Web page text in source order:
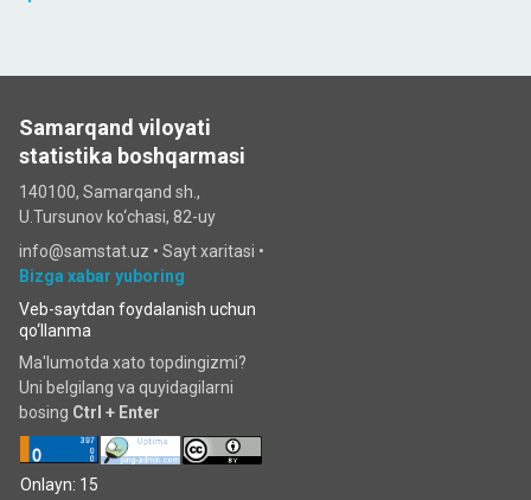
Samarqand viloyati
statistika boshqarmasi
140100, Samarqand sh.,
U.Tursunov ko‘chаsi, 82-uy
info@samstat.uz • Sayt xaritasi •
Bizga xabar yuboring
Veb-saytdan foydalanish uchun
qo‘llanma
Ma'lumotda xato topdingizmi?
Uni belgilang va quyidagilarni
bosing Ctrl + Enter
Onlayn: 15